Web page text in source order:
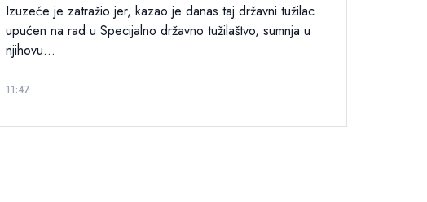
Izuzeće je zatražio jer, kazao je danas taj državni tužilac
upućen na rad u Specijalno državno tužilaštvo, sumnja u
njihovu...
11:47